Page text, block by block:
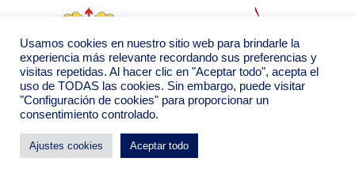
Ayuntamiento de Campo de Criptana 2022
Política de Privacidad de datos Política de Cookies
Usamos cookies en nuestro sitio web para brindarle la
experiencia más relevante recordando sus preferencias y
visitas repetidas. Al hacer clic en "Aceptar todo", acepta el
uso de TODAS las cookies. Sin embargo, puede visitar
"Configuración de cookies" para proporcionar un
consentimiento controlado.
Ajustes cookies Aceptar todo